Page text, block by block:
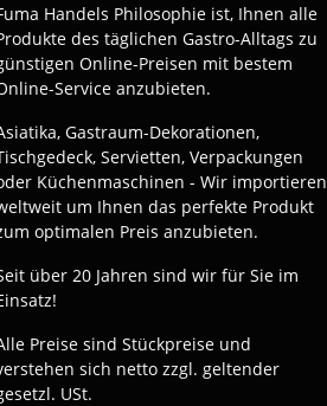
Handels Philosophie ist, Ihnen alle
des täglichen Gastro-Alltags zu
Online-Preisen mit bestem
Service anzubieten.
Gastraum-Dekorationen,
Servietten, Verpackungen
Küchenmaschinen - Wir importieren
um Ihnen das perfekte Produkt
optimalen Preis anzubieten.
über 20 Jahren sind wir für Sie im
Preise sind Stückpreise und
sich netto zzgl. geltender
USt.